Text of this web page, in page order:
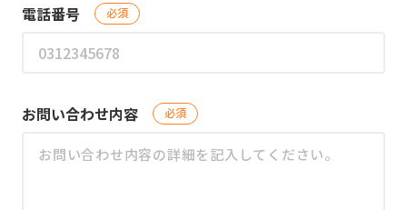
電話番号 必須
お問い合わせ内容 必須